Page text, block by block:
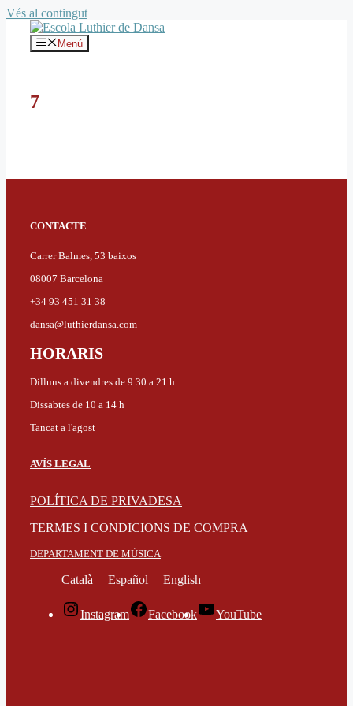
Vés al contingut
Menú
7
CONTACTE
Carrer Balmes, 53 baixos
08007 Barcelona
+34 93 451 31 38
dansa@luthierdansa.com
HORARIS
Dilluns a divendres de 9.30 a 21 h
Dissabtes de 10 a 14 h
Tancat a l'agost
AVÍS LEGAL
POLÍTICA DE PRIVADESA
TERMES I CONDICIONS DE COMPRA
DEPARTAMENT DE MÚSICA
Català Español English
Instagram Facebook YouTube